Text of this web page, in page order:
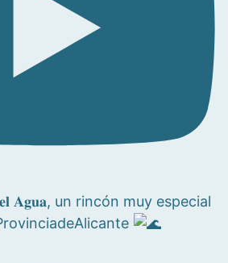
𝐀𝐠𝐮𝐚, un rincón muy especial